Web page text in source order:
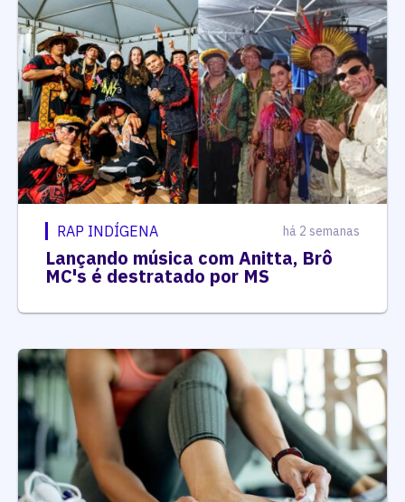
RAP INDÍGENA há 2 semanas
Lançando música com Anitta, Brô
MC's é destratado por MS